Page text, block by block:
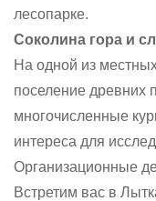
лесопарке.
Соколина гора и
На одной из
поселение древних
многочисленные
интереса для
Организационные
Встретим вас в